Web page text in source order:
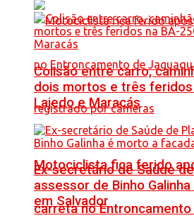
Motociclista fica ferido
carreta no
Colisão entre carro,
dois mortos e três feridos
Lajedo e Maracás
Ex-secretário de Saúde
assessor de Binho
em Salvador